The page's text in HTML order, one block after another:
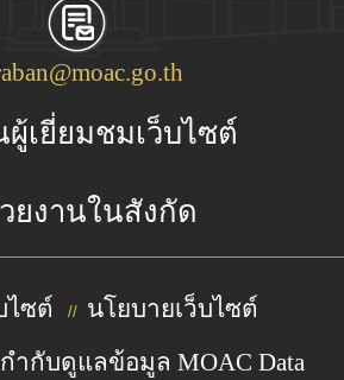
เยี่ยมชมเว็บไซต์
ยงานในสังกัด
ไซต์ // นโยบายเว็บไซต์
ำกับดูแลข้อมูล MOAC Data